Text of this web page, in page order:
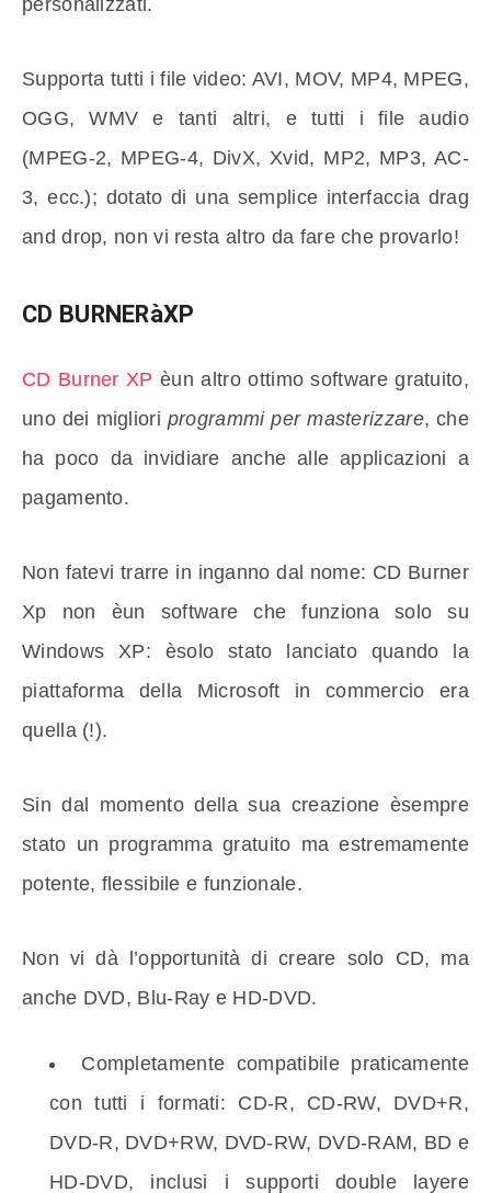
personalizzati.
Supporta tutti i file video: AVI, MOV, MP4, MPEG,
OGG, WMV e tanti altri, e tutti i file audio
(MPEG-2, MPEG-4, DivX, Xvid, MP2, MP3, AC-
3, ecc.); dotato di una semplice interfaccia drag
and drop, non vi resta altro da fare che provarlo!
CD BURNERàXP
CD Burner XP èun altro ottimo software gratuito,
uno dei migliori programmi per masterizzare, che
ha poco da invidiare anche alle applicazioni a
pagamento.
Non fatevi trarre in inganno dal nome: CD Burner
Xp non èun software che funziona solo su
Windows XP: èsolo stato lanciato quando la
piattaforma della Microsoft in commercio era
quella (!).
Sin dal momento della sua creazione èsempre
stato un programma gratuito ma estremamente
potente, flessibile e funzionale.
Non vi dà l’opportunità di creare solo CD, ma
anche DVD, Blu-Ray e HD-DVD.
Completamente compatibile praticamente
con tutti i formati: CD-R, CD-RW, DVD+R,
DVD-R, DVD+RW, DVD-RW, DVD-RAM, BD e
HD-DVD, inclusi i supporti double layere